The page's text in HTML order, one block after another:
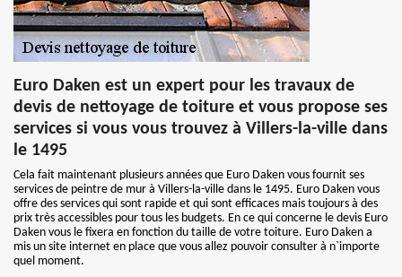
Euro Daken est un expert pour les travaux de
devis de nettoyage de toiture et vous propose ses
services si vous vous trouvez à Villers-la-ville dans
le 1495
Cela fait maintenant plusieurs années que Euro Daken vous fournit ses
services de peintre de mur à Villers-la-ville dans le 1495. Euro Daken vous
offre des services qui sont rapide et qui sont efficaces mais toujours à des
prix très accessibles pour tous les budgets. En ce qui concerne le devis Euro
Daken vous le fixera en fonction du taille de votre toiture. Euro Daken a
mis un site internet en place que vous allez pouvoir consulter à n`importe
quel moment.